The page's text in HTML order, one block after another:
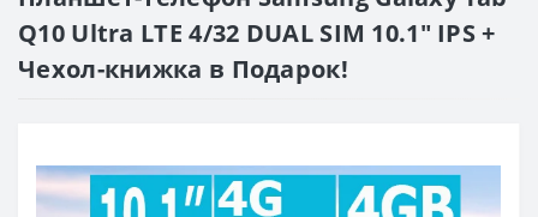
Q10 Ultra LTE 4/32 DUAL SIM 10.1" IPS +
Чехол-книжка в Подарок!